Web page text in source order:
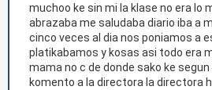
muchoo ke sin mi la klase no era lo
abrazaba me saludaba diario iba a
cinco veces al dia nos poniamos a
platikabamos y kosas asi todo era
mama no c de donde sako ke segun
komento a la directora la directora